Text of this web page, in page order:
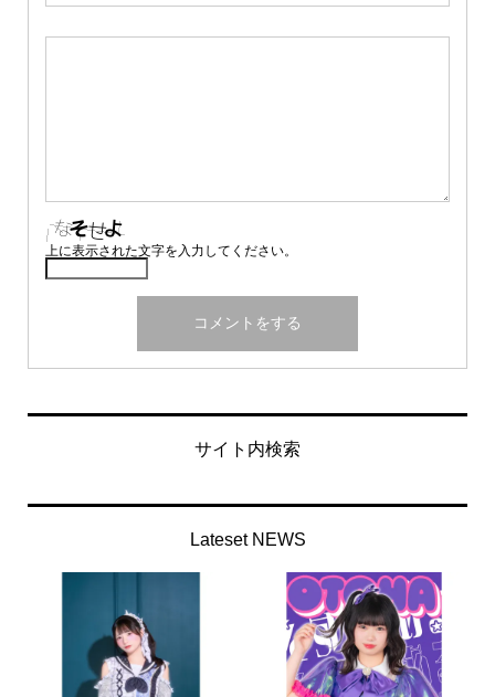
上に表示された文字を入力してください。
サイト内検索
Lateset NEWS